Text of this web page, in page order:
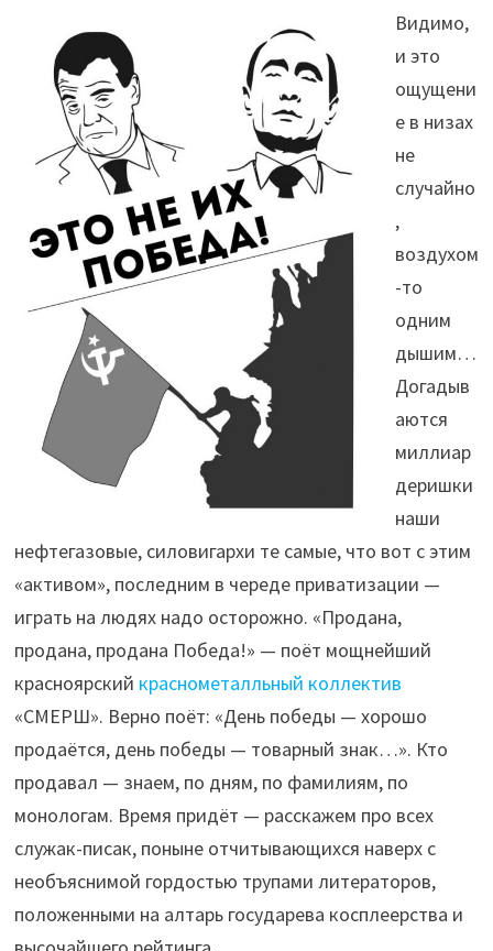
Видимо,
и это
ощущени
е в низах
не
случайно
,
воздухом
-то
одним
дышим…
Догадыв
аются
миллиар
деришки
наши
нефтегазовые, силовигархи те самые, что вот с этим
«активом», последним в череде приватизации —
играть на людях надо осторожно. «Продана,
продана, продана Победа!» — поёт мощнейший
красноярский краснометалльный коллектив
«СМЕРШ». Верно поёт: «День победы — хорошо
продаётся, день победы — товарный знак…». Кто
продавал — знаем, по дням, по фамилиям, по
монологам. Время придёт — расскажем про всех
служак-писак, поныне отчитывающихся наверх с
необъяснимой гордостью трупами литераторов,
положенными на алтарь государева косплеерства и